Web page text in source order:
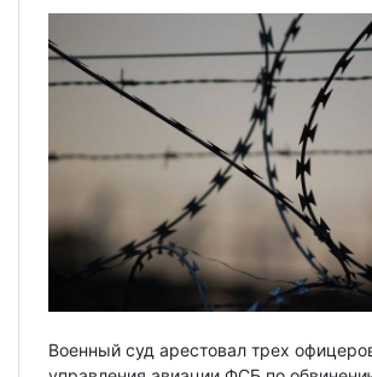
Военный суд арестовал трех